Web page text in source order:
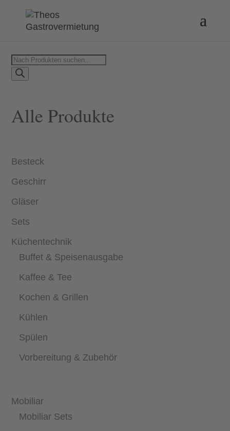
Products
search
Alle Produkte
Besteck
Geschirr
Gläser
Sets
Küchentechnik
Buffet & Speisenausgabe
Kaffee & Tee
Kochen & Grillen
Kühlen
Spülen
Vorbereitung & Zubehör
Mobiliar
Mobiliar Sets